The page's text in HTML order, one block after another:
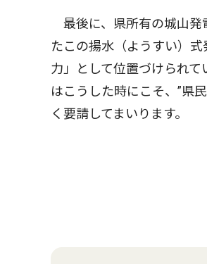
最後に、県所有の城山発
たこの揚水（ようすい）
力」として位置づけられ
はこうした時にこそ、”県
く要請してまいります。